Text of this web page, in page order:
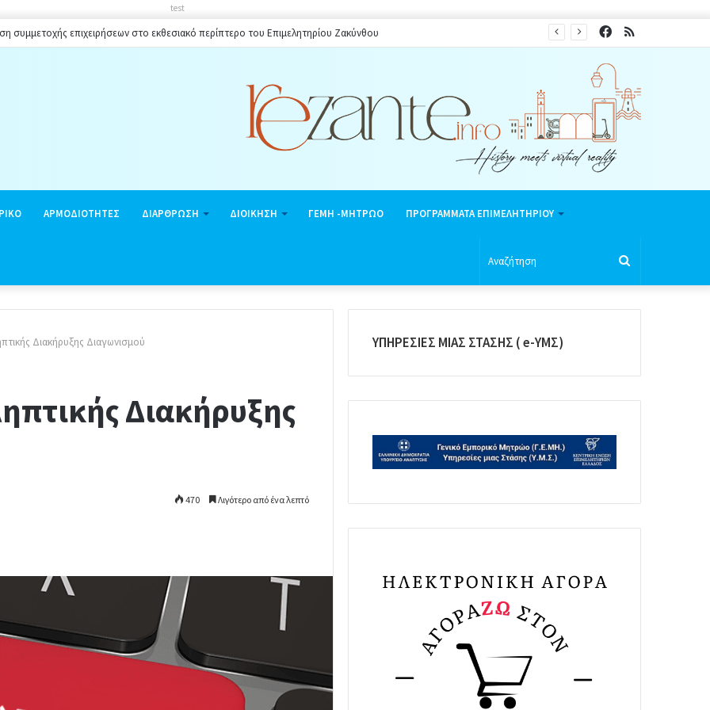
test
ωραρίου λειτουργίας καταστημάτων στο Δήμο Ζακύνθου κατά την θερινή περίοδο 2026 RSS
Facebook
ΑΡΜΟΔΙΟΤΗΤΕΣ ΔΙΑΡΘΡΩΣΗ ΔΙΟΙΚΗΣΗ ΓΕΜΗ -ΜΗΤΡΩΟ ΠΡΟΓΡΑΜΜΑΤΑ ΕΠΙΜΕΛΗΤΗΡΙΟΥ
Διακήρυξης Διαγωνισμού
Διακήρυξης
470 Λιγότερο από ένα λεπτό
ΥΠΗΡΕΣΙΕΣ ΜΙΑΣ ΣΤΑΣΗΣ ( e-ΥΜΣ)